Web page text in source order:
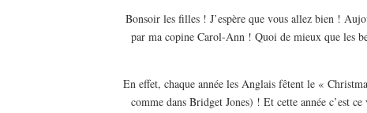
Bonsoir les filles ! J’espère que vous allez bien !
par ma copine Carol-Ann ! Quoi de mieux que les
En effet, chaque année les Anglais fêtent le «
comme dans Bridget Jones) ! Et cette année c’est